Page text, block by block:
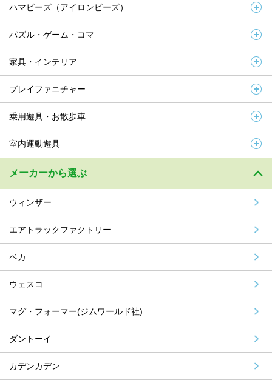
ハマビーズ（アイロンビーズ）
パズル・ゲーム・コマ
家具・インテリア
プレイファニチャー
乗用遊具・お散歩車
室内運動遊具
メーカーから選ぶ
ウィンザー
エアトラックファクトリー
ベカ
ウェスコ
マグ・フォーマー(ジムワールド社)
ダントーイ
カデンカデン